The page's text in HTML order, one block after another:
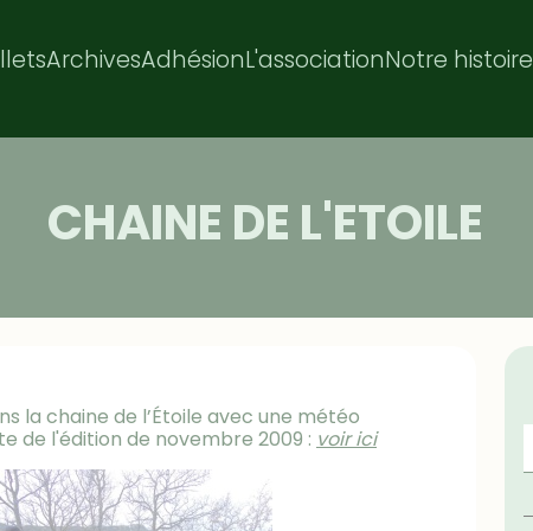
ArchivesAdhésionL'associationNotre histoire
CHAINE DE L'ETOILE
la chaine de l’Étoile avec une météo
de l'édition de novembre 2009 : voir ici